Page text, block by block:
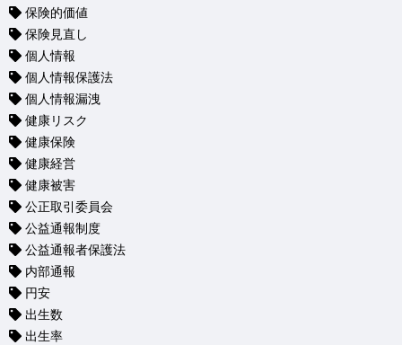
保険的価値
保険見直し
個人情報
個人情報保護法
個人情報漏洩
健康リスク
健康保険
健康経営
健康被害
公正取引委員会
公益通報制度
公益通報者保護法
内部通報
円安
出生数
出生率